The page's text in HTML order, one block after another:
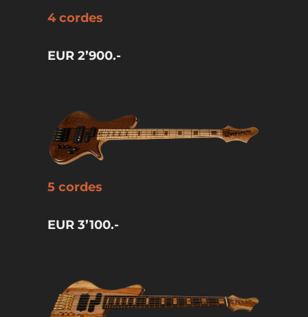
4 cordes
EUR 2’900.-
5 cordes
EUR 3’100.-